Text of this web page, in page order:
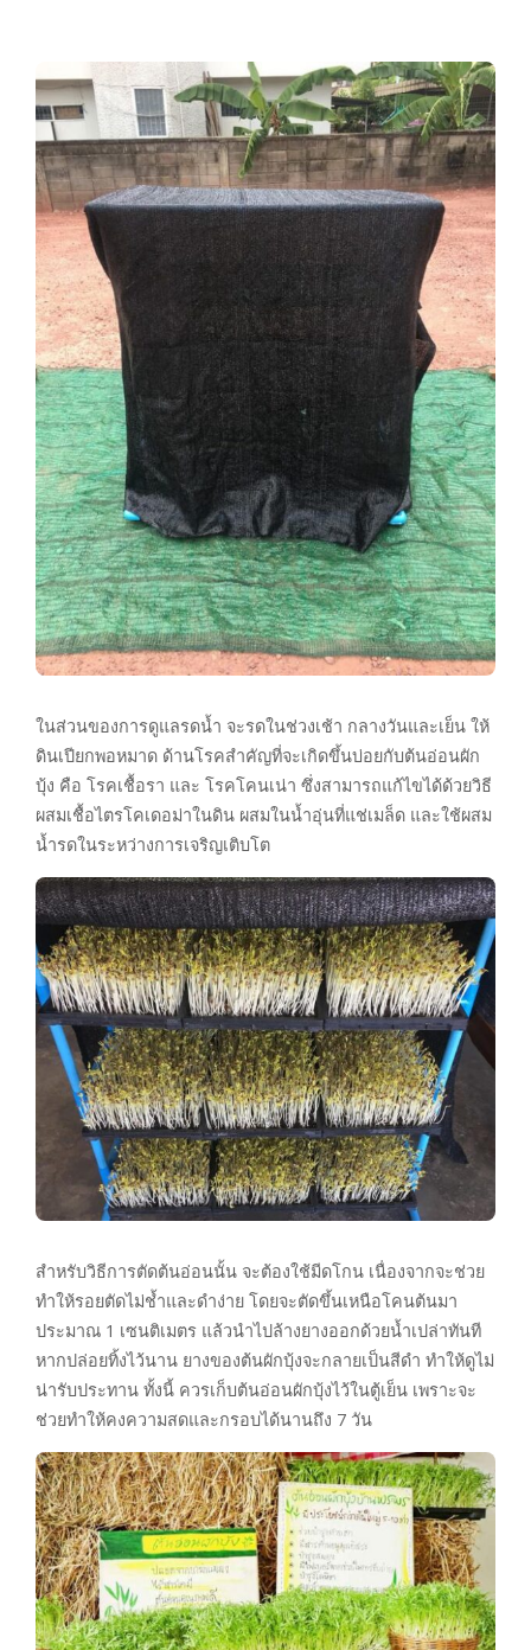
ในส่วนของการดูแลรดน้ำ จะรดในช่วงเช้า กลางวันและเย็น ให้
ดินเปียกพอหมาด ด้านโรคสำคัญที่จะเกิดขึ้นบ่อยกับต้นอ่อนผัก
บุ้ง คือ โรคเชื้อรา และ โรคโคนเน่า ซึ่งสามารถแก้ไขได้ด้วยวิธี
ผสมเชื้อไตรโคเดอม่าในดิน ผสมในน้ำอุ่นที่แช่เมล็ด และใช้ผสม
น้ำรดในระหว่างการเจริญเติบโต
สำหรับวิธีการตัดต้นอ่อนนั้น จะต้องใช้มีดโกน เนื่องจากจะช่วย
ทำให้รอยตัดไม่ช้ำและดำง่าย โดยจะตัดขึ้นเหนือโคนต้นมา
ประมาณ 1 เซนติเมตร แล้วนำไปล้างยางออกด้วยน้ำเปล่าทันที
หากปล่อยทิ้งไว้นาน ยางของต้นผักบุ้งจะกลายเป็นสีดำ ทำให้ดูไม่
น่ารับประทาน ทั้งนี้ ควรเก็บต้นอ่อนผักบุ้งไว้ในตู้เย็น เพราะจะ
ช่วยทำให้คงความสดและกรอบได้นานถึง 7 วัน